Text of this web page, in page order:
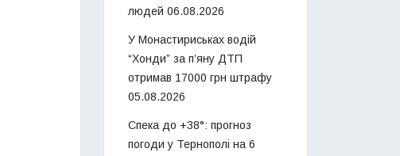
людей 06.08.2026
У Монастириськах водій
“Хонди” за п’яну ДТП
отримав 17000 грн штрафу
05.08.2026
Спека до +38°: прогноз
погоди у Тернополі на 6